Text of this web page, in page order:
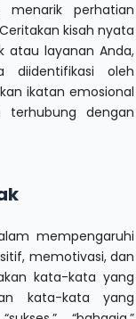
perhatian
kisah nyata
atau layanan Anda,
diidentifikasi oleh
ikatan emosional
terhubung dengan
mempengaruhi
memotivasi, dan
kata-kata yang
kata-kata yang